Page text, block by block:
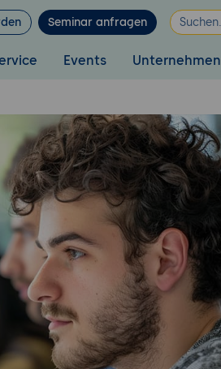
Seminar anfragen
Events Unternehmen